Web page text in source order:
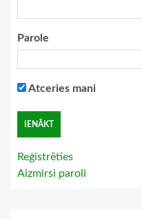
Parole
Atceries mani
Reģistrēties
Aizmirsi paroli